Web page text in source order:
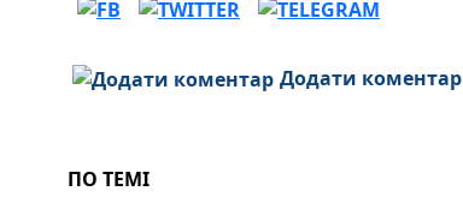
Додати коментар
ПО ТЕМІ